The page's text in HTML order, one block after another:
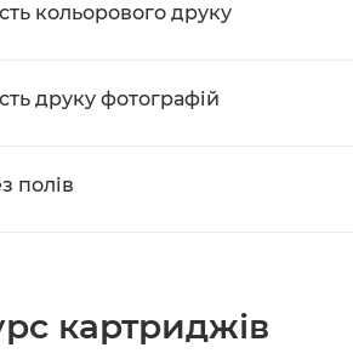
кольорового друку
друку фотографій
полів
картриджів